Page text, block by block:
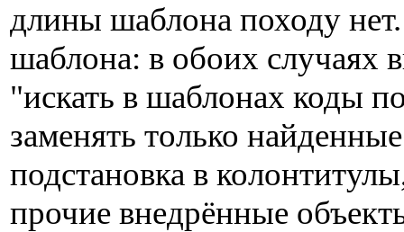
длины шаблона походу
шаблона: в обоих случаях
"искать в шаблонах коды
заменять только
подстановка в
прочие внедрённые